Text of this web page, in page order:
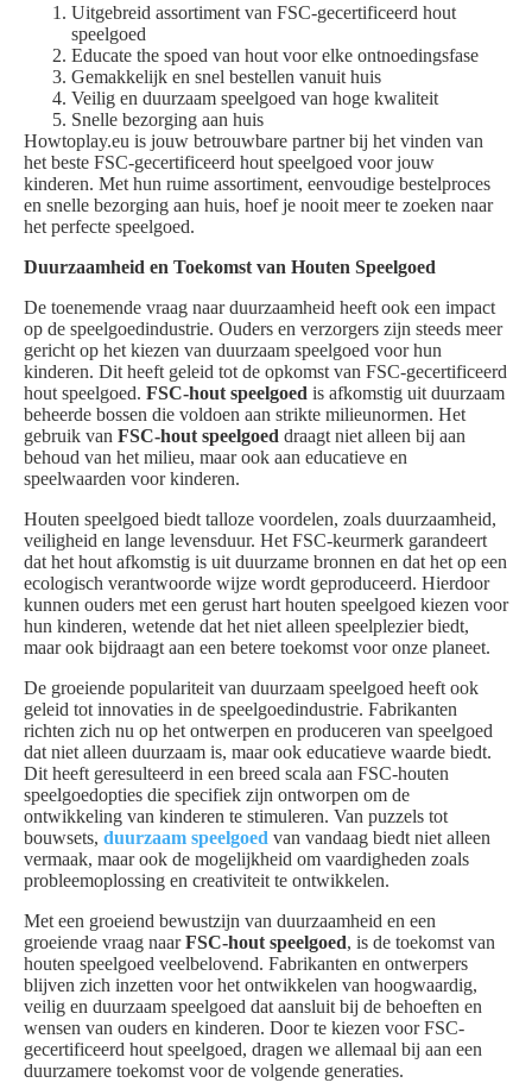
Uitgebreid assortiment van FSC-gecertificeerd hout
speelgoed
Educate the spoed van hout voor elke ontnoedingsfase
Gemakkelijk en snel bestellen vanuit huis
Veilig en duurzaam speelgoed van hoge kwaliteit
Snelle bezorging aan huis
Howtoplay.eu is jouw betrouwbare partner bij het vinden van
het beste FSC-gecertificeerd hout speelgoed voor jouw
kinderen. Met hun ruime assortiment, eenvoudige bestelproces
en snelle bezorging aan huis, hoef je nooit meer te zoeken naar
het perfecte speelgoed.
Duurzaamheid en Toekomst van Houten Speelgoed
De toenemende vraag naar duurzaamheid heeft ook een impact
op de speelgoedindustrie. Ouders en verzorgers zijn steeds meer
gericht op het kiezen van duurzaam speelgoed voor hun
kinderen. Dit heeft geleid tot de opkomst van FSC-gecertificeerd
hout speelgoed. FSC-hout speelgoed is afkomstig uit duurzaam
beheerde bossen die voldoen aan strikte milieunormen. Het
gebruik van FSC-hout speelgoed draagt niet alleen bij aan
behoud van het milieu, maar ook aan educatieve en
speelwaarden voor kinderen.
Houten speelgoed biedt talloze voordelen, zoals duurzaamheid,
veiligheid en lange levensduur. Het FSC-keurmerk garandeert
dat het hout afkomstig is uit duurzame bronnen en dat het op een
ecologisch verantwoorde wijze wordt geproduceerd. Hierdoor
kunnen ouders met een gerust hart houten speelgoed kiezen voor
hun kinderen, wetende dat het niet alleen speelplezier biedt,
maar ook bijdraagt aan een betere toekomst voor onze planeet.
De groeiende populariteit van duurzaam speelgoed heeft ook
geleid tot innovaties in de speelgoedindustrie. Fabrikanten
richten zich nu op het ontwerpen en produceren van speelgoed
dat niet alleen duurzaam is, maar ook educatieve waarde biedt.
Dit heeft geresulteerd in een breed scala aan FSC-houten
speelgoedopties die specifiek zijn ontworpen om de
ontwikkeling van kinderen te stimuleren. Van puzzels tot
bouwsets, duurzaam speelgoed van vandaag biedt niet alleen
vermaak, maar ook de mogelijkheid om vaardigheden zoals
probleemoplossing en creativiteit te ontwikkelen.
Met een groeiend bewustzijn van duurzaamheid en een
groeiende vraag naarFSC-hout speelgoed, is de toekomst van
houten speelgoed veelbelovend. Fabrikanten en ontwerpers
blijven zich inzetten voor het ontwikkelen van hoogwaardig,
veilig en duurzaam speelgoed dat aansluit bij de behoeften en
wensen van ouders en kinderen. Door te kiezen voor FSC-
gecertificeerd hout speelgoed, dragen we allemaal bij aan een
duurzamere toekomst voor de volgende generaties.